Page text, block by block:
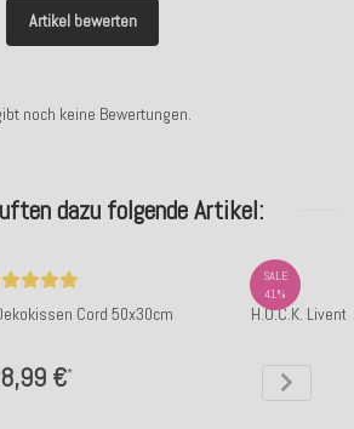
Artikel bewerten
noch keine Bewertungen.
dazu folgende Artikel:
Cord 50x30cm
€*
SALE
41%
H.O.C.K.